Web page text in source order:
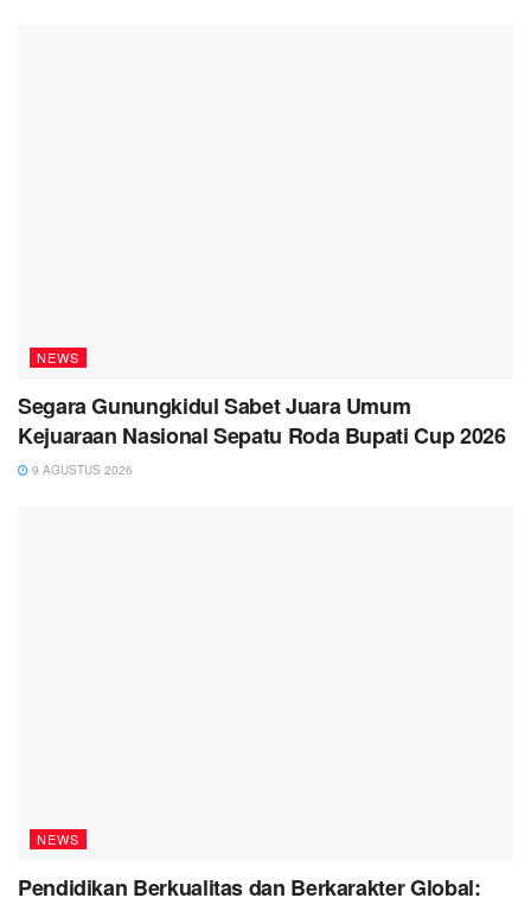
NEWS
Segara Gunungkidul Sabet Juara Umum
Kejuaraan Nasional Sepatu Roda Bupati Cup 2026
9 AGUSTUS 2026
NEWS
Pendidikan Berkualitas dan Berkarakter Global: